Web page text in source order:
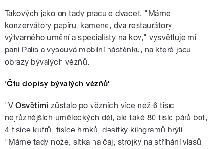
Takových jako on tady pracuje dvacet. "Máme
konzervátory papíru, kamene, dva restaurátory
výtvarného umění a specialisty na kov," vysvětluje mi
paní Palis a vysouvá mobilní nástěnku, na které jsou
obrazy bývalých vězňů.
'Čtu dopisy bývalých vězňů'
"VOsvětimi zůstalo po vězních více než 6 tisíc
nejrůznějších uměleckých děl, ale také 80 tisíc párů bot,
4 tisíce kufrů, tisíce hrnků, desítky kilogramů brýlí.
"Máme tady nože, sítka na čaj, strojky na stříhání vlasů